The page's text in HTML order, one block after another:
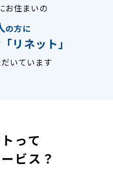
お住まいの
の方に
「リネット」
いています
って
ビス？